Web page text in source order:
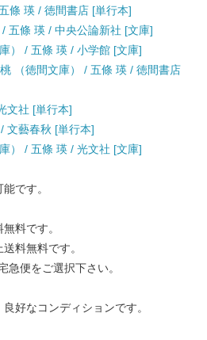
條 瑛 / 徳間書店 [単行本]
五條 瑛 / 中央公論新社 [文庫]
） / 五條 瑛 / 小学館 [文庫]
（徳間文庫） / 五條 瑛 / 徳間書店
文社 [単行本]
文藝春秋 [単行本]
） / 五條 瑛 / 光文社 [文庫]
です。
料です。
料無料です。
便をご選択下さい。
好なコンディションです。